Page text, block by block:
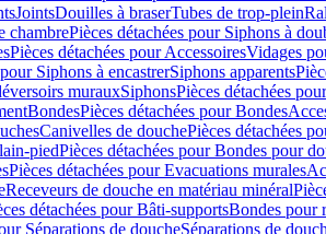
JointsDouilles à braserTubes de trop-plein
chambrePièces détachées pour Siphons à
Pièces détachées pour AccessoiresVidages
Siphons à encastrerSiphons apparents
murauxSiphonsPièces détachées
BondesPièces détachées pour Bondes
Canivelles de douchePièces détachées
piedPièces détachées pour Bondes pour
Pièces détachées pour Evacuations murales
Receveurs de douche en matériau minéral
détachées pour Bâti-supportsBondes pour
Séparations de doucheSéparations de